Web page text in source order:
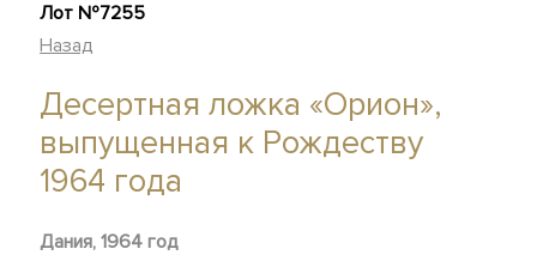
Лот №7255
Назад
Десертная ложка «Орион»,
выпущенная к Рождеству
1964 года
Дания, 1964 год